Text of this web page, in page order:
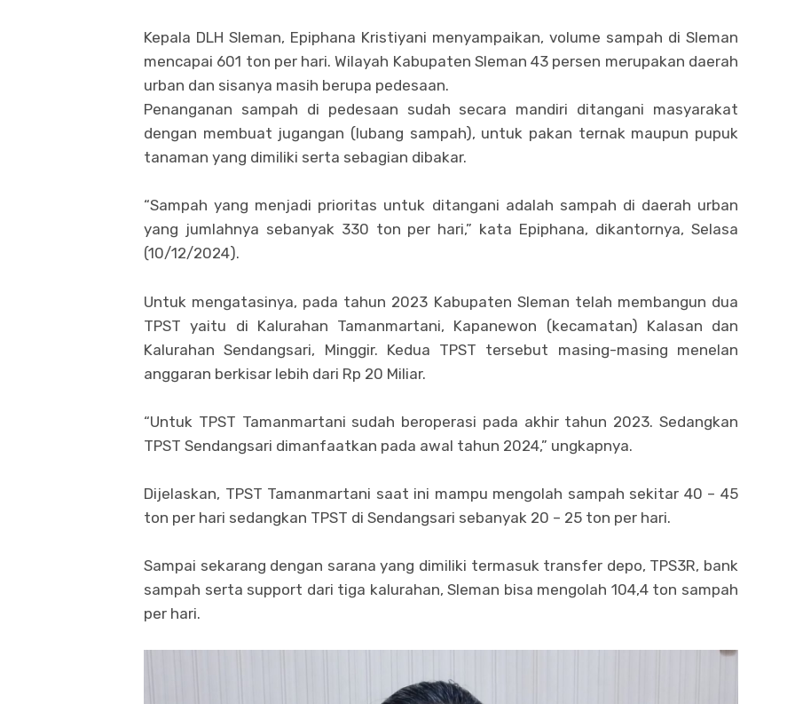
Kepala DLH Sleman, Epiphana Kristiyani menyampaikan, volume sampah di Sleman
mencapai 601 ton per hari. Wilayah Kabupaten Sleman 43 persen merupakan daerah
urban dan sisanya masih berupa pedesaan.
Penanganan sampah di pedesaan sudah secara mandiri ditangani masyarakat
dengan membuat jugangan (lubang sampah), untuk pakan ternak maupun pupuk
tanaman yang dimiliki serta sebagian dibakar.
“Sampah yang menjadi prioritas untuk ditangani adalah sampah di daerah urban
yang jumlahnya sebanyak 330 ton per hari,” kata Epiphana, dikantornya, Selasa
(10/12/2024).
Untuk mengatasinya, pada tahun 2023 Kabupaten Sleman telah membangun dua
TPST yaitu di Kalurahan Tamanmartani, Kapanewon (kecamatan) Kalasan dan
Kalurahan Sendangsari, Minggir. Kedua TPST tersebut masing-masing menelan
anggaran berkisar lebih dari Rp 20 Miliar.
“Untuk TPST Tamanmartani sudah beroperasi pada akhir tahun 2023. Sedangkan
TPST Sendangsari dimanfaatkan pada awal tahun 2024,” ungkapnya.
Dijelaskan, TPST Tamanmartani saat ini mampu mengolah sampah sekitar 40 – 45
ton per hari sedangkan TPST di Sendangsari sebanyak 20 – 25 ton per hari.
Sampai sekarang dengan sarana yang dimiliki termasuk transfer depo, TPS3R, bank
sampah serta support dari tiga kalurahan, Sleman bisa mengolah 104,4 ton sampah
per hari.